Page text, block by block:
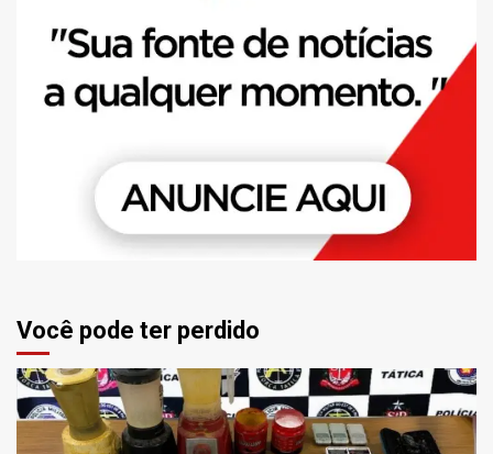
Você pode ter perdido